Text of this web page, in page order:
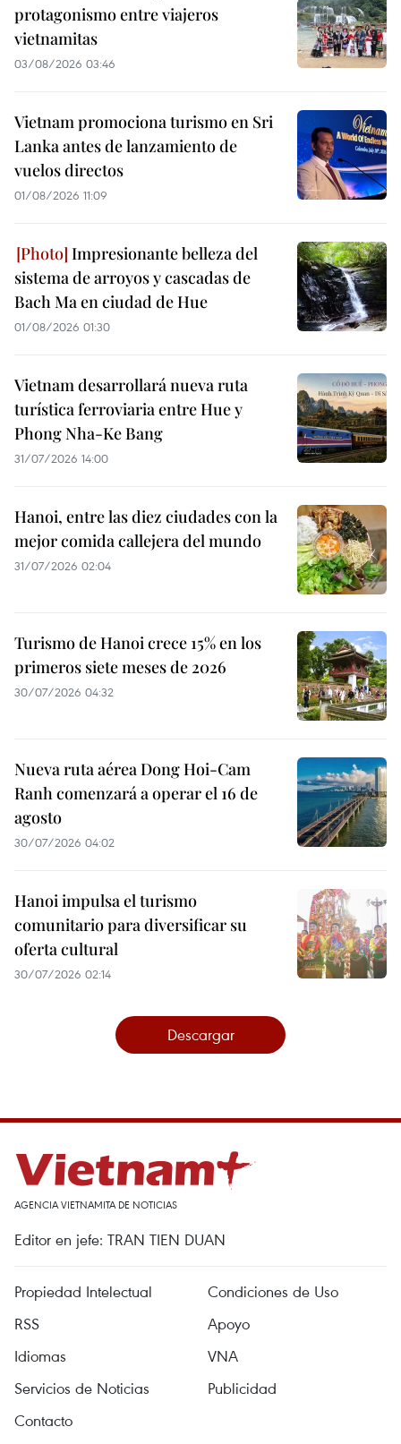
protagonismo entre viajeros
vietnamitas
03/08/2026 03:46
Vietnam promociona turismo en Sri
Lanka antes de lanzamiento de
vuelos directos
01/08/2026 11:09
Impresionante belleza del
sistema de arroyos y cascadas de
Bach Ma en ciudad de Hue
01/08/2026 01:30
Vietnam desarrollará nueva ruta
turística ferroviaria entre Hue y
Phong Nha-Ke Bang
31/07/2026 14:00
Hanoi, entre las diez ciudades con la
mejor comida callejera del mundo
31/07/2026 02:04
Turismo de Hanoi crece 15% en los
primeros siete meses de 2026
30/07/2026 04:32
Nueva ruta aérea Dong Hoi-Cam
Ranh comenzará a operar el 16 de
agosto
30/07/2026 04:02
Hanoi impulsa el turismo
comunitario para diversificar su
oferta cultural
30/07/2026 02:14
Descargar
AGENCIA VIETNAMITA DE NOTICIAS
Editor en jefe: TRAN TIEN DUAN
Propiedad Intelectual
Condiciones de Uso
RSS
Apoyo
Idiomas
VNA
Servicios de Noticias
Publicidad
Contacto